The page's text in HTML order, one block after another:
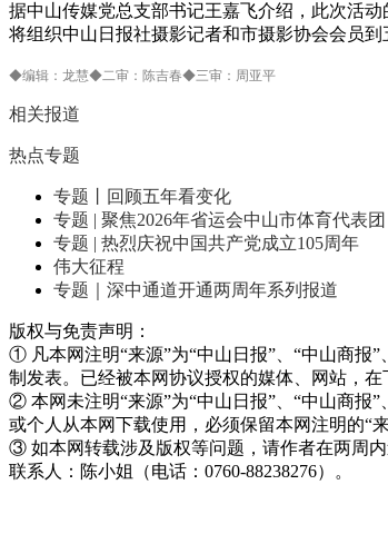
据中山传媒党总支部书记王嘉飞介绍，此次活
将组织中山日报社摄影记者和市摄影协会会员
◆编辑：龙慧◆二审：陈吉春◆三审：周亚平
相关报道
热点专题
专题丨回顾五年看变化
专题 | 聚焦2026年省运会中山市体育代表团
专题 | 热烈庆祝中国共产党成立105周年
伟大征程
专题｜深中通道开通两周年系列报道
版权与免责声明：
① 凡本网注明“来源”为“中山日报”、“中山商报
制发表。已经被本网协议授权的媒体、网站，
② 本网未注明“来源”为“中山日报”、“中山商报
或个人从本网下载使用，必须保留本网注明的“
③ 如本网转载涉及版权等问题，请作者在两周内
联系人：陈小姐（电话：0760-88238276）。